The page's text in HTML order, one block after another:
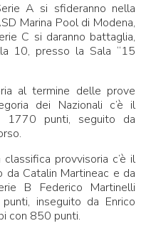
A si sfideranno nella
Marina Pool di Modena,
C si daranno battaglia,
10, presso la Sala “15
al termine delle prove
dei Nazionali c’è il
1770 punti, seguito da
provvisoria c’è il
da Catalin Martineac e da
B Federico Martinelli
inseguito da Enrico
con 850 punti.